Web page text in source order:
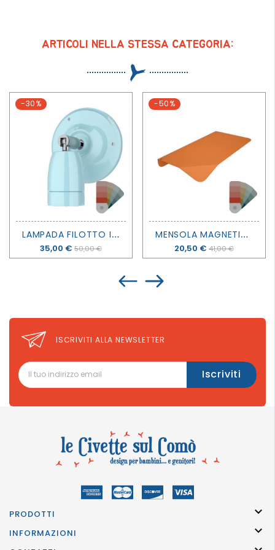
ARTICOLI NELLA STESSA CATEGORIA:
-30%
L
AMPADA FILOTTO IN CERAMICA- FILOTTO
Prezzo
35,00 € 50,00 €
-50%
M
ENSOLA MAGNETICO SHELF - FILOTTO
Prezzo
20,50 € 41,00 €
ISCRIVITI ALLA NEWSLETTER
PRODOTTI 
INFORMAZIONI 